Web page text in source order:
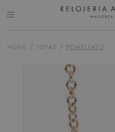
HOME / JOYAS / POMELLATO